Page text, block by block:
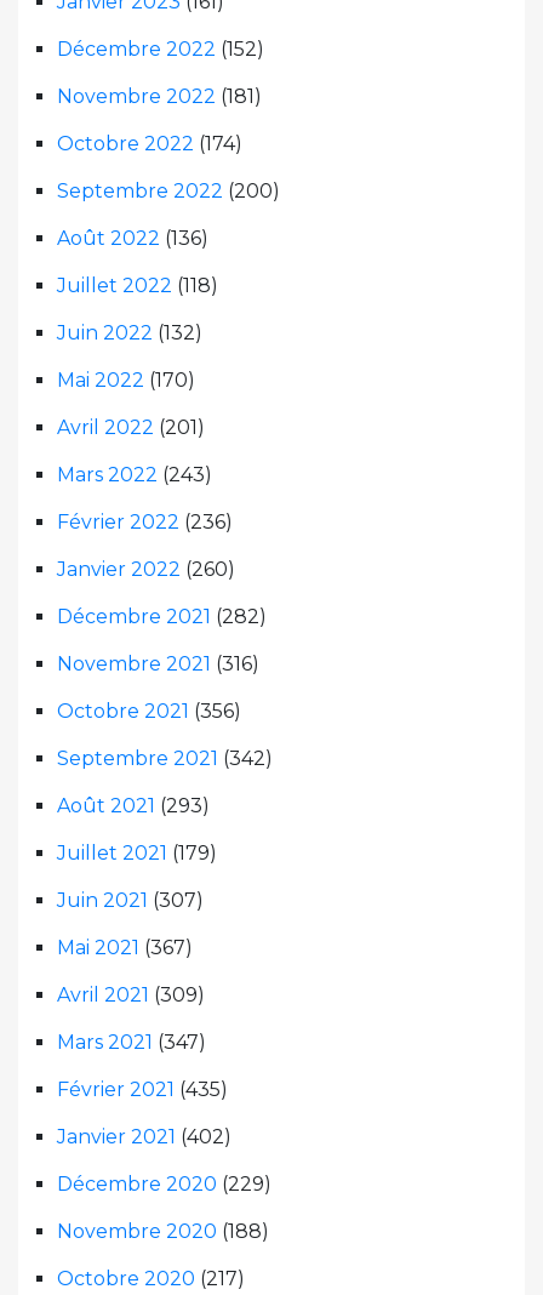
Décembre 2022 (152)
Novembre 2022 (181)
Octobre 2022 (174)
Septembre 2022 (200)
Août 2022 (136)
Juillet 2022 (118)
Juin 2022 (132)
Mai 2022 (170)
Avril 2022 (201)
Mars 2022 (243)
Février 2022 (236)
Janvier 2022 (260)
Décembre 2021 (282)
Novembre 2021 (316)
Octobre 2021 (356)
Septembre 2021 (342)
Août 2021 (293)
Juillet 2021 (179)
Juin 2021 (307)
Mai 2021 (367)
Avril 2021 (309)
Mars 2021 (347)
Février 2021 (435)
Janvier 2021 (402)
Décembre 2020 (229)
Novembre 2020 (188)
Octobre 2020 (217)